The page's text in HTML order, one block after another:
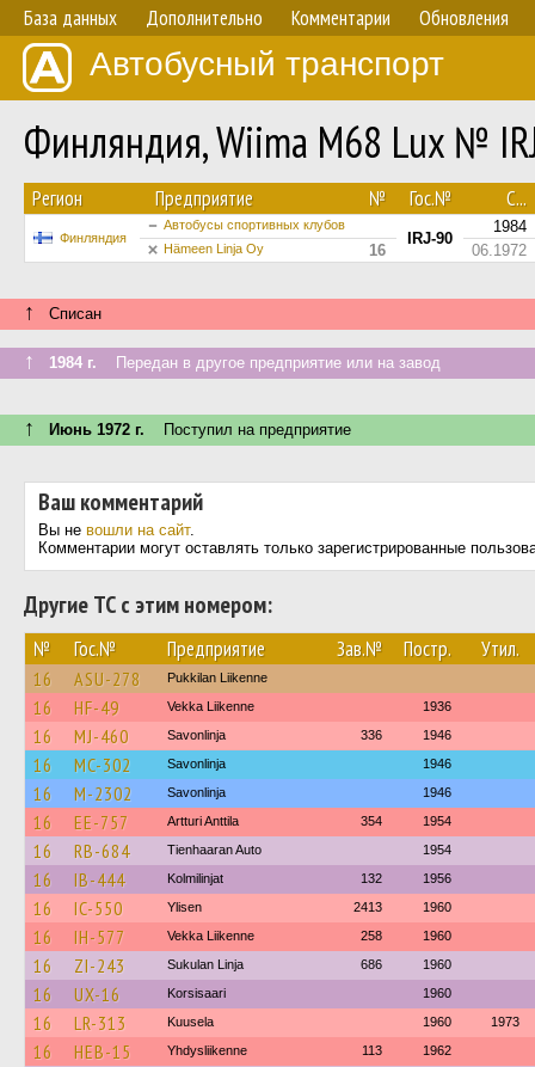
База данных Дополнительно Комментарии Обновления
Автобусный транспорт
Финляндия, Wiima M68 Lux №
Регион Предприятие № Гос.№ С...
Финляндия
Автобусы спортивных клубов
IRJ-90
1984
Hämeen Linja Oy 16 06.1972
↑ Списан
↑ 1984 г. Передан в другое предприятие или на завод
↑ Июнь 1972 г. Поступил на предприятие
Ваш комментарий
Вы не вошли на сайт.
Комментарии могут оставлять только зарегистрированные
Другие ТС с этим номером:
№ Гос.№ Предприятие Зав.№ Постр. Утил.
16 ASU-278 Pukkilan Liikenne
16 HF-49 Vekka Liikenne 1936
16 MJ-460 Savonlinja 336 1946
16 MC-302 Savonlinja 1946
16 M-2302 Savonlinja 1946
16 EE-757 Artturi Anttila 354 1954
16 RB-684 Tienhaaran Auto 1954
16 IB-444 Kolmilinjat 132 1956
16 IC-550 Ylisen 2413 1960
16 IH-577 Vekka Liikenne 258 1960
16 ZI-243 Sukulan Linja 686 1960
16 UX-16 Korsisaari 1960
16 LR-313 Kuusela 1960 1973
16 HEB-15 Yhdysliikenne 113 1962